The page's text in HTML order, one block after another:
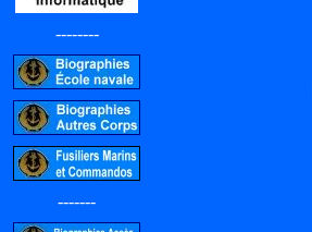
--------
-------